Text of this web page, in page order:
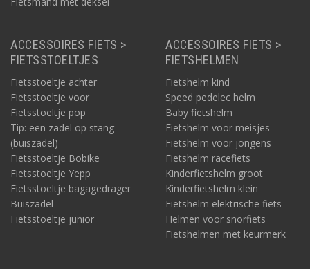
ACCESSOIRES FIETS >
FIETSSTOELTJES
Fietsstoeltje achter
Fietsstoeltje voor
Fietsstoeltje pop
Tip: een zadel op stang
(buiszadel)
Fietsstoeltje Bobike
Fietsstoeltje Yepp
Fietsstoeltje bagagedrager
Buiszadel
Fietsstoeltje junior
ACCESSOIRES FIETS >
FIETSHELMEN
Fietshelm kind
Speed pedelec helm
Baby fietshelm
Fietshelm voor meisjes
Fietshelm voor jongens
Fietshelm racefiets
Kinderfietshelm groot
Kinderfietshelm klein
Fietshelm elektrische fiets
Helmen voor snorfiets
Fietshelmen met keurmerk